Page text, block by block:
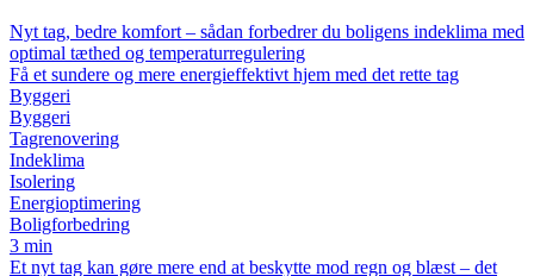
Nyt tag, bedre komfort – sådan forbedrer du boligens indeklima med
optimal tæthed og temperaturregulering
Få et sundere og mere energieffektivt hjem med det rette tag
Byggeri
Byggeri
Tagrenovering
Indeklima
Isolering
Energioptimering
Boligforbedring
3 min
Et nyt tag kan gøre mere end at beskytte mod regn og blæst – det